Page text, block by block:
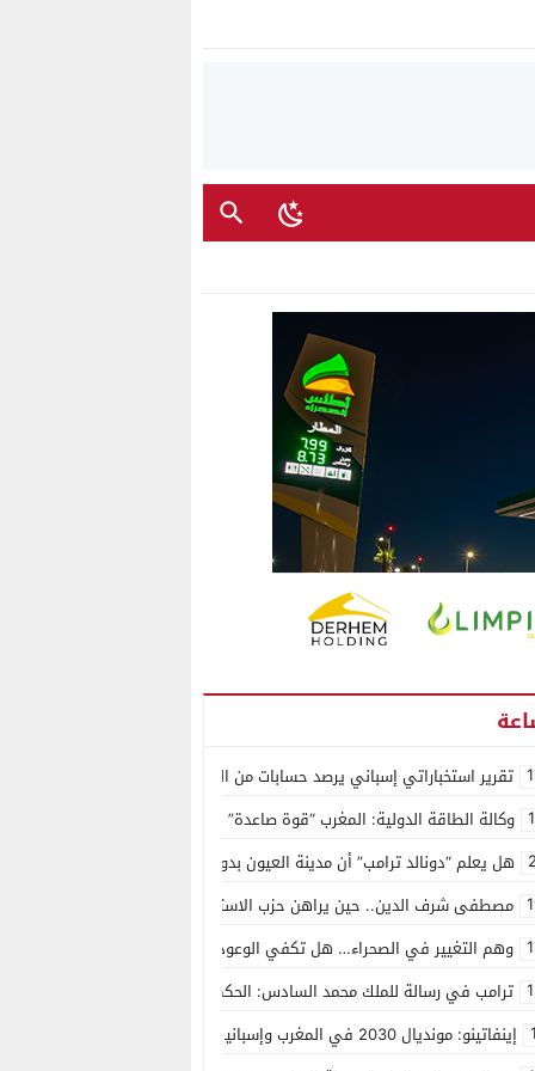
تقرير استخباراتي إسباني يرصد حسابات من الجزائر وأرقاما بـ”213+” ضمن حملة رقمية منظمة حرّضت على اقتحام سبتة
وكالة الطاقة الدولية: المغرب “قوة صاعدة” في سوق المعادن الاستراتيجية
هل يعلم “دونالد ترامب” أن مدينة العيون بدون ماء؟
مصطفى شرف الدين.. حين يراهن حزب الاستقلال على الكفاءة ويمنح الشباب
وهم التغيير في الصحراء… هل تكفي الوعود الفارغة لصناعة الواقع؟
ترامب في رسالة للملك محمد السادس: الحكم الذاتي هو الأساس الوحيد لحل
إينفاتينو: مونديال 2030 في المغرب وإسبانيا والبرتغال سيكون “الأجمل في التاريخ”